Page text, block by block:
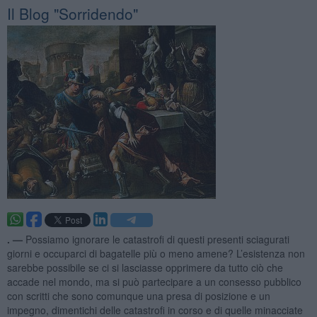
Il Blog "Sorridendo"
. — Possiamo ignorare le catastrofi di questi presenti sciagurati
giorni e occuparci di bagatelle più o meno amene? L’esistenza non
sarebbe possibile se ci si lasciasse opprimere da tutto ciò che
accade nel mondo, ma si può partecipare a un consesso pubblico
con scritti che sono comunque una presa di posizione e un
impegno, dimentichi delle catastrofi in corso e di quelle minacciate